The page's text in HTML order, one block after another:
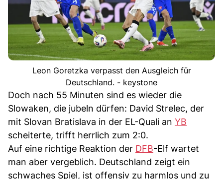
Leon Goretzka verpasst den Ausgleich für
Deutschland. - keystone
Doch nach 55 Minuten sind es wieder die
Slowaken, die jubeln dürfen: David Strelec, der
mit Slovan Bratislava in der EL-Quali an YB
scheiterte, trifft herrlich zum 2:0.
Auf eine richtige Reaktion der DFB-Elf wartet
man aber vergeblich. Deutschland zeigt ein
schwaches Spiel, ist offensiv zu harmlos und zu